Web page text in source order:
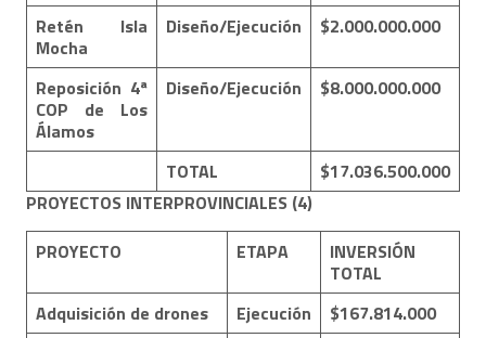
Retén Isla
Mocha
Diseño/Ejecución $2.000.000.000
Reposición 4ª
COP de Los
Álamos
Diseño/Ejecución $8.000.000.000
TOTAL
$17.036.500.000
PROYECTOS INTERPROVINCIALES (4)
PROYECTO
ETAPA
INVERSIÓN
TOTAL
Adquisición de drones
Ejecución
$167.814.000